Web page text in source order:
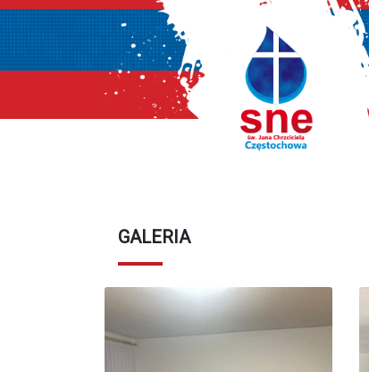
GALERIA